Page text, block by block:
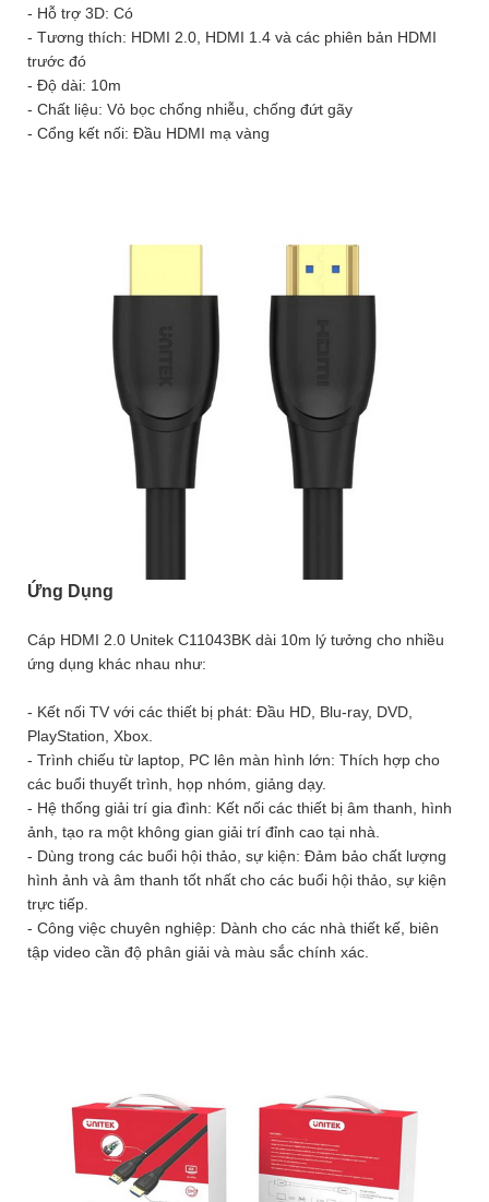
- Hỗ trợ 3D: Có
- Tương thích: HDMI 2.0, HDMI 1.4 và các phiên bản HDMI
trước đó
- Độ dài: 10m
- Chất liệu: Vỏ bọc chống nhiễu, chống đứt gãy
- Cổng kết nối: Đầu HDMI mạ vàng
Ứng Dụng
Cáp HDMI 2.0 Unitek C11043BK dài 10m lý tưởng cho nhiều
ứng dụng khác nhau như:
- Kết nối TV với các thiết bị phát: Đầu HD, Blu-ray, DVD,
PlayStation, Xbox.
- Trình chiếu từ laptop, PC lên màn hình lớn: Thích hợp cho
các buổi thuyết trình, họp nhóm, giảng dạy.
- Hệ thống giải trí gia đình: Kết nối các thiết bị âm thanh, hình
ảnh, tạo ra một không gian giải trí đỉnh cao tại nhà.
- Dùng trong các buổi hội thảo, sự kiện: Đảm bảo chất lượng
hình ảnh và âm thanh tốt nhất cho các buổi hội thảo, sự kiện
trực tiếp.
- Công việc chuyên nghiệp: Dành cho các nhà thiết kế, biên
tập video cần độ phân giải và màu sắc chính xác.